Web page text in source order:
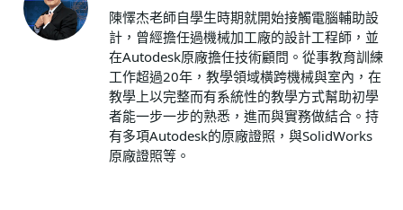
陳懌杰老師自學生時期就開始接觸電腦輔助設
計，曾經擔任過機械加工廠的設計工程師，並
在Autodesk原廠擔任技術顧問。從事教育訓練
工作超過20年，教學領域橫跨機械與室內，在
教學上以完整而有系統性的教學方式幫助初學
者能一步一步的熟悉，進而與實務做結合。持
有多項Autodesk的原廠證照，與SolidWorks
原廠證照等。